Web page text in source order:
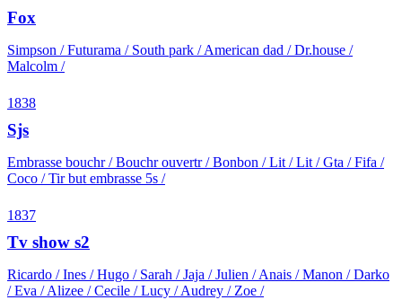
Fox
Simpson / Futurama / South park / American dad / Dr.house /
Malcolm /
1838
Sjs
Embrasse bouchr / Bouchr ouvertr / Bonbon / Lit / Lit / Gta / Fifa /
Coco / Tir but embrasse 5s /
1837
Tv show s2
Ricardo / Ines / Hugo / Sarah / Jaja / Julien / Anais / Manon / Darko
/ Eva / Alizee / Cecile / Lucy / Audrey / Zoe /